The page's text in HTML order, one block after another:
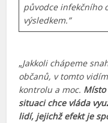
původce infekčního
výsledkem.”
„Jakkoli chápeme
občanů, v tomto
kontrolu a moc.
situaci chce vláda
lidí, jejichž efekt je